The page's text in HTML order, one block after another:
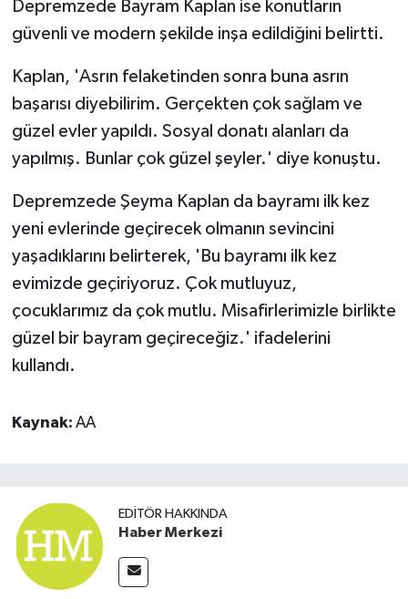
Depremzede Bayram Kaplan ise konutların
güvenli ve modern şekilde inşa edildiğini belirtti.
Kaplan, 'Asrın felaketinden sonra buna asrın
başarısı diyebilirim. Gerçekten çok sağlam ve
güzel evler yapıldı. Sosyal donatı alanları da
yapılmış. Bunlar çok güzel şeyler.' diye konuştu.
Depremzede Şeyma Kaplan da bayramı ilk kez
yeni evlerinde geçirecek olmanın sevincini
yaşadıklarını belirterek, 'Bu bayramı ilk kez
evimizde geçiriyoruz. Çok mutluyuz,
çocuklarımız da çok mutlu. Misafirlerimizle birlikte
güzel bir bayram geçireceğiz.' ifadelerini
kullandı.
Kaynak: AA
EDITÖR HAKKINDA
Haber Merkezi